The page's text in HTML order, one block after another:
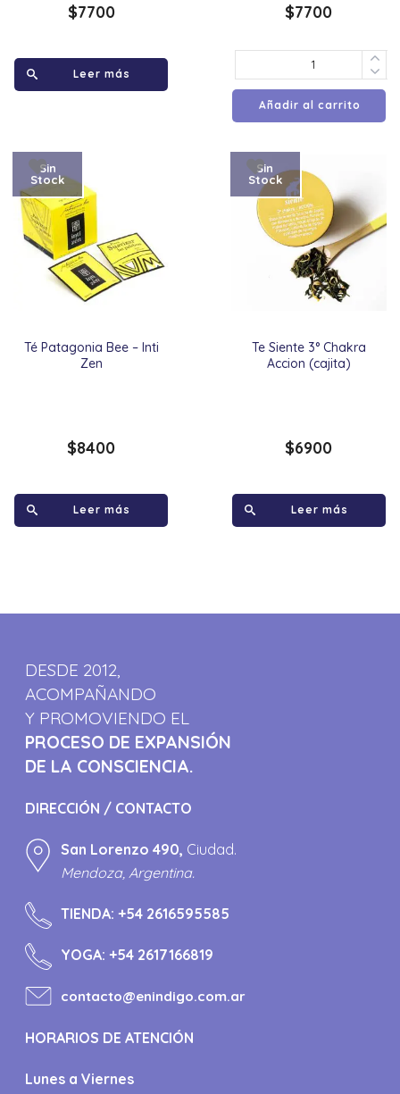
$7700
Leer más
$7700
Añadir al carrito
Té Patagonia Bee – Inti
Zen
Sin
Stock
$8400
Leer más
Te Siente 3° Chakra
Accion (cajita)
Sin
Stock
$6900
Leer más
DESDE 2012,
ACOMPAÑANDO
Y PROMOVIENDO EL
PROCESO DE EXPANSIÓN
DE LA CONSCIENCIA.
DIRECCIÓN / CONTACTO
San Lorenzo 490, Ciudad.
Mendoza, Argentina.
TIENDA:+54 2616595585
YOGA:+54 2617166819
contacto@enindigo.com.ar
HORARIOS DE ATENCIÓN
Lunes a Viernes